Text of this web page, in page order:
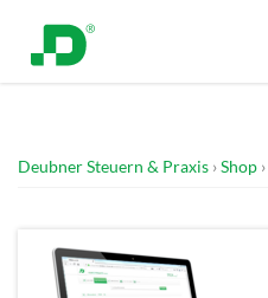
Deubner Steuern & Praxis Shop